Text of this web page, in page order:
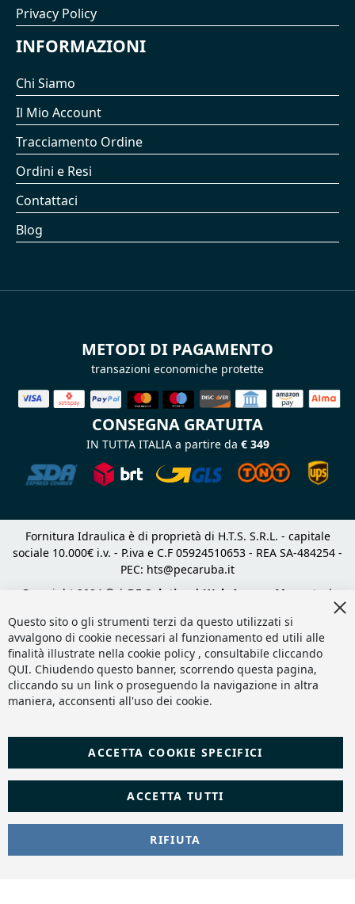
Privacy Policy
INFORMAZIONI
Chi Siamo
Il Mio Account
Tracciamento Ordine
Ordini e Resi
Contattaci
Blog
METODI DI PAGAMENTO
transazioni economiche protette
CONSEGNA GRATUITA
IN TUTTA ITALIA a partire da € 349
Fornitura Idraulica è di proprietà di H.T.S. S.R.L. - capitale
sociale 10.000€ i.v. - P.iva e C.F 05924510653 - REA SA-484254 -
PEC: hts@pecaruba.it
Copyright 2024 © | DF Solution | Web Agency Magento
|
Questo sito o gli strumenti terzi da questo utilizzati si
avvalgono di cookie necessari al funzionamento ed utili alle
finalità illustrate nella cookie policy , consultabile cliccando
QUI. Chiudendo questo banner, scorrendo questa pagina,
cliccando su un link o proseguendo la navigazione in altra
maniera, acconsenti all'uso dei cookie.
ACCETTA TUTTI
ACCETTA COOKIE SPECIFICI
RIFIUTA